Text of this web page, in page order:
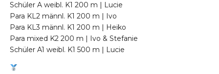
Schüler A weibl. K1 200 m | Lucie
Para KL2 männl. K1 200 m | Ivo
Para KL3 männl. K1 200 m | Heiko
Para mixed K2 200 m | Ivo & Stefanie
Schüler A1 weibl. K1 500 m | Lucie